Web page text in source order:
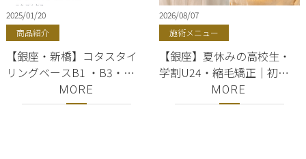
2025/01/20
商品紹介
【銀座・新橋】コタスタイ
リングベースB1 ・B3・
B5・B7・B7購入方法／銀座
美容院ShellBear
MORE
2026/08/07
施術メニュー
【銀座】夏休みの高校生・
学割U24・縮毛矯正｜初め
てでも失敗しない選び方
MORE